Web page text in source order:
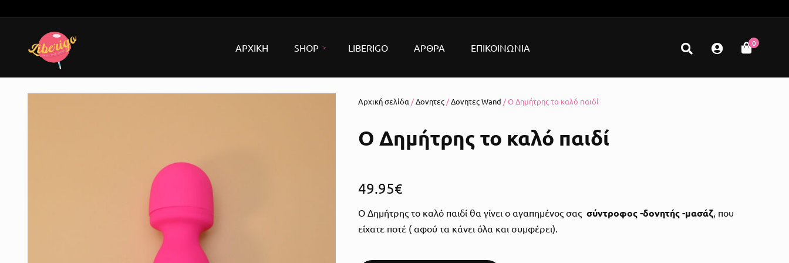
ΑΡΧΙΚΗ
SHOP
Ρεαλιστικοί δονητές
Bullet Δονητες
Φίμωτρα
Κλουβιά πεόυς
LIBERIGO ΑΡΘΡΑ ΕΠΙΚΟΙΝΩΝΙΑ 0
Αρχική σελίδα /Δονητες/Δονητες Wand / Ο Δημήτρης το καλό παιδί
Ο Δημήτρης το καλό παιδί
49.95€
Ο Δημήτρης το καλό παιδί θα γίνει ο αγαπημένος σας σύντροφος -δονητής -μασάζ, που
είχατε ποτέ ( αφού τα κάνει όλα και συμφέρει).